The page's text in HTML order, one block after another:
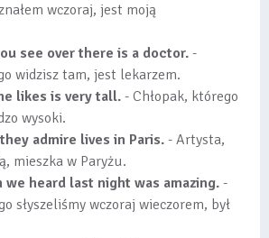
wczoraj, jest moją
see over there is a doctor.-
widzisz tam, jest lekarzem.
likes is very tall. - Chłopak, którego
wysoki.
admire lives in Paris. - Artysta,
mieszka w Paryżu.
we heard last night was amazing. -
słyszeliśmy wczoraj wieczorem, był